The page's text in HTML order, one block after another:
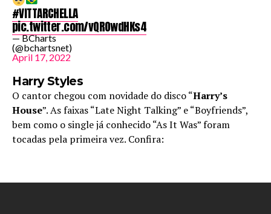
#VITTARCHELLA
pic.twitter.com/vQROwdHKs4
— BCharts
(@bchartsnet)
April 17, 2022
Harry Styles
O cantor chegou com novidade do disco “Harry’s
House”. As faixas “Late Night Talking” e “Boyfriends”,
bem como o single já conhecido “As It Was” foram
tocadas pela primeira vez. Confira: